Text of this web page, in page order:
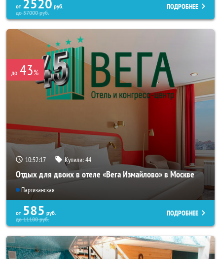
от 2520 руб.
до57000руб.
ПОДРОБНЕЕ
до 43%
10:52:16 Купили:44
Отдых для двоих в отеле «Вега Измайлово» в Москве
Партизанская
от 585 руб.
до11100руб.
ПОДРОБНЕЕ